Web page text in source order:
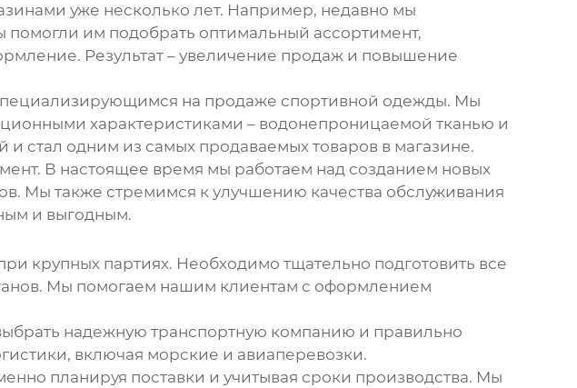
уже несколько лет. Например, недавно мы
им подобрать оптимальный ассортимент,
Результат – увеличение продаж и повышение
на продаже спортивной одежды. Мы
характеристиками – водонепроницаемой тканью и
стал одним из самых продаваемых товаров в магазине.
В настоящее время мы работаем над созданием новых
Мы также стремимся к улучшению качества обслуживания
и выгодным.
крупных партиях. Необходимо тщательно подготовить все
Мы помогаем нашим клиентам с оформлением
надежную транспортную компанию и правильно
включая морские и авиаперевозки.
планируя поставки и учитывая сроки производства. Мы